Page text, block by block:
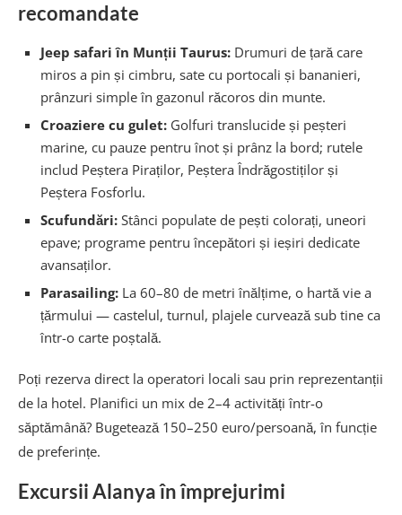
recomandate
Jeep safari în Munții Taurus: Drumuri de țară care
miros a pin și cimbru, sate cu portocali și bananieri,
prânzuri simple în gazonul răcoros din munte.
Croaziere cu gulet: Golfuri translucide și peșteri
marine, cu pauze pentru înot și prânz la bord; rutele
includ Peștera Piraților, Peștera Îndrăgostiților și
Peștera Fosforlu.
Scufundări: Stânci populate de pești colorați, uneori
epave; programe pentru începători și ieșiri dedicate
avansaților.
Parasailing: La 60–80 de metri înălțime, o hartă vie a
țărmului — castelul, turnul, plajele curvează sub tine ca
într-o carte poștală.
Poți rezerva direct la operatori locali sau prin reprezentanții
de la hotel. Planifici un mix de 2–4 activități într-o
săptămână? Bugetează 150–250 euro/persoană, în funcție
de preferințe.
Excursii Alanya în împrejurimi